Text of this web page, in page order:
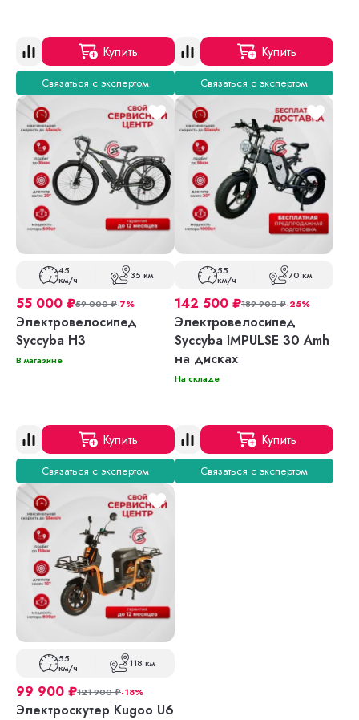
Купить
Связаться с экспертом
Купить
Связаться с экспертом
45
км/ч 35 км
55 000 ₽59 000₽-7%
Электровелосипед
Syccyba H3
В магазине
Купить
Связаться с экспертом
55
км/ч 70 км
142 500 ₽189 900₽-25%
Электровелосипед
Syccyba IMPULSE 30 Amh
на дисках
На складе
Купить
Связаться с экспертом
55
км/ч 118 км
99 900 ₽121 900₽-18%
Электроскутер Kugoo U6